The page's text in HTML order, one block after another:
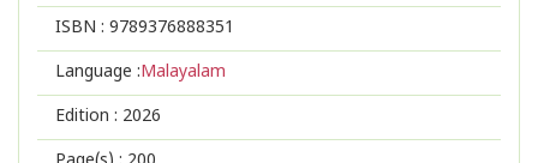
ISBN : 9789376888351
Language :Malayalam
Edition : 2026